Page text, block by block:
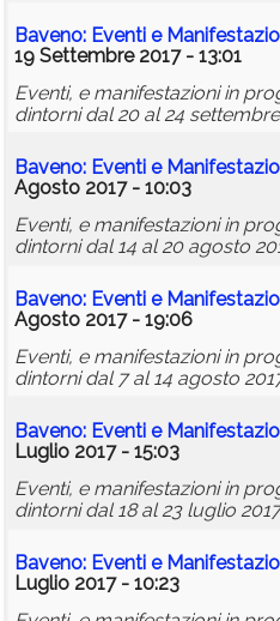
Baveno: Eventi e
19 Settembre 2017 - 13:01
Eventi, e manifestazioni in
dintorni dal 20 al 24
Baveno: Eventi e
Agosto 2017 - 10:03
Eventi, e manifestazioni in
dintorni dal 14 al 20 agosto
Baveno: Eventi e
Agosto 2017 - 19:06
Eventi, e manifestazioni in
dintorni dal 7 al 14 agosto
Baveno: Eventi e
Luglio 2017 - 15:03
Eventi, e manifestazioni in
dintorni dal 18 al 23 luglio
Baveno: Eventi e
Luglio 2017 - 10:23